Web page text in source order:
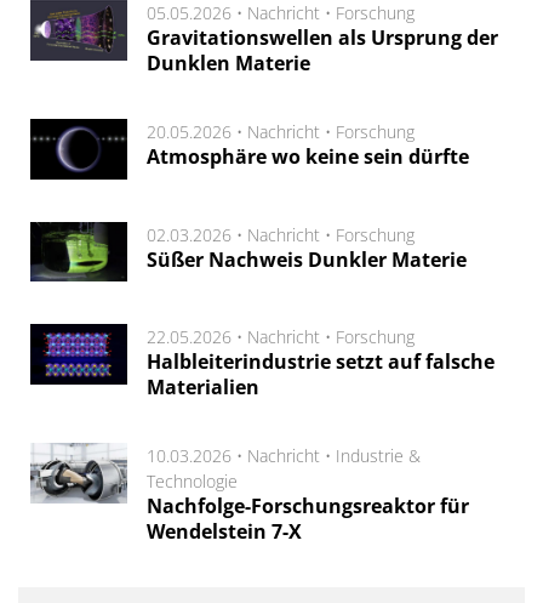
05.05.2026 • Nachricht • Forschung
Gravitationswellen als Ursprung der
Dunklen Materie
20.05.2026 • Nachricht • Forschung
Atmosphäre wo keine sein dürfte
02.03.2026 • Nachricht • Forschung
Süßer Nachweis Dunkler Materie
22.05.2026 • Nachricht • Forschung
Halbleiterindustrie setzt auf falsche
Materialien
10.03.2026 • Nachricht • Industrie &
Technologie
Nachfolge-Forschungsreaktor für
Wendelstein 7-X